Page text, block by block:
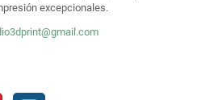
excepcionales.